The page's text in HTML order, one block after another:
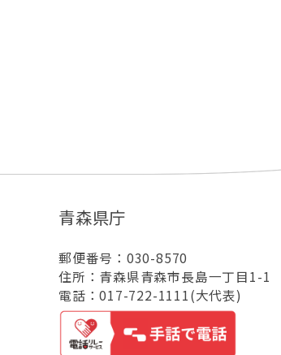
青森県庁
郵便番号：030-8570
住所：青森県青森市長島一丁目1-1
電話：017-722-1111(大代表)